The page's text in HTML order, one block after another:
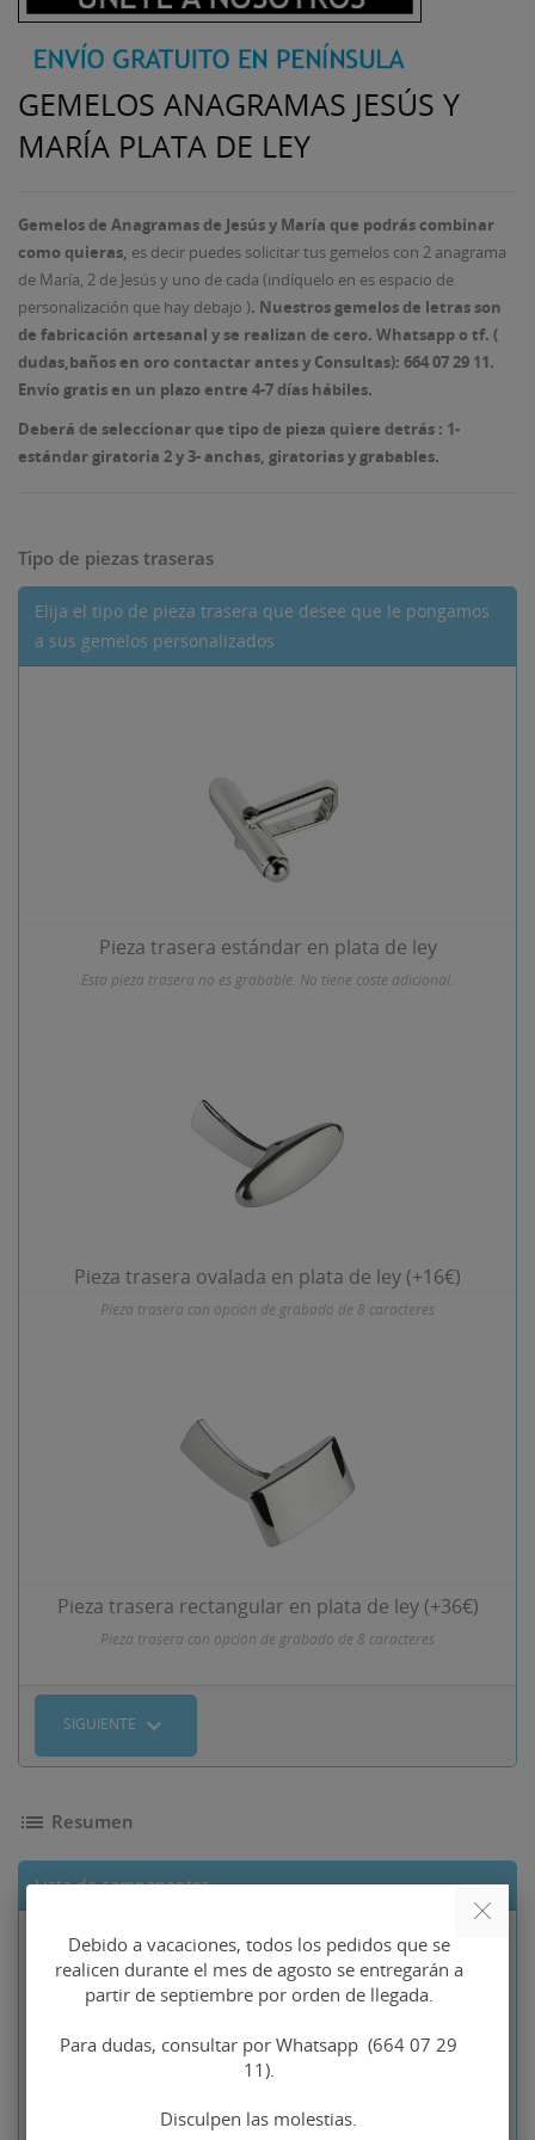
GEMELOS ANAGRAMAS JESÚS Y
MARÍA PLATA DE LEY
Gemelos de Anagramas de Jesús y María que podrás combinar
como quieras, es decir puedes solicitar tus gemelos con 2 anagrama
de María, 2 de Jesús y uno de cada (indíquelo en es espacio de
personalización que hay debajo ). Nuestros gemelos de letras son
de fabricación artesanal y se realizan de cero. Whatsapp o tf. (
dudas,baños en oro contactar antes y Consultas): 664 07 29 11.
Envío gratis en un plazo entre 4-7 días hábiles.
Deberá de seleccionar que tipo de pieza quiere detrás : 1-
estándar giratoria 2 y 3- anchas, giratorias y grabables.
Tipo de piezas traseras
Elija el tipo de pieza trasera que desee que le pongamos
a sus gemelos personalizados
Pieza trasera estándar en plata de ley
Esta pieza trasera no es grabable. No tiene coste adicional.
Pieza trasera ovalada en plata de ley (+16€)
Pieza trasera con opción de grabado de 8 caracteres
Pieza trasera rectangular en plata de ley (+36€)
Pieza trasera con opción de grabado de 8 caracteres
SIGUIENTE expand_more
list Resumen
Lista de componentes
Precio base
Gemelos
anagramas Jesús y
María plata de ley
122,00 €
103,70 €
Tipo de piezas
No seleccionado
Debido a vacaciones, todos los pedidos que se
realicen durante el mes de agosto se entregarán a
partir de septiembre por orden de llegada.
Para dudas, consultar por Whatsapp (664 07 29
11).
Disculpen las molestias.